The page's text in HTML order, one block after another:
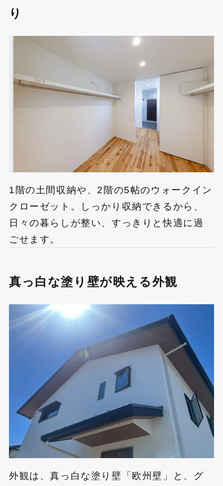
り
1階の土間収納や、2階の5帖のウォークイン
クローゼット。しっかり収納できるから、
日々の暮らしが整い、すっきりと快適に過
ごせます。
真っ白な塗り壁が映える外観
外観は、真っ白な塗り壁「欧州壁」と、グ